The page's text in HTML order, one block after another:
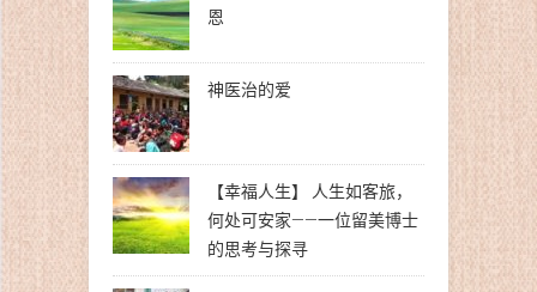
恩
神医治的爱
【幸福人生】 人生如客旅，
何处可安家——一位留美博士
的思考与探寻